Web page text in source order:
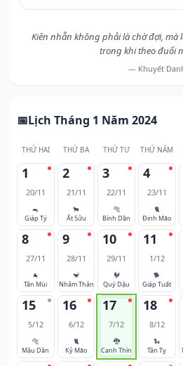
Kiên nhẫn không phải là chờ đợi,
trong khi theo đuổi
— Khuyết
Lịch Tháng 1 Năm 2024
THỨ HAI THỨ BA THỨ TƯ THỨ NĂM
1
20/11
🐀
Giáp Tý
2
21/11
🐂
Ất Sửu
3
22/11
🐅
Bính Dần
4
23/11
🐈
Đinh Mão
8
27/11
🐐
Tân Mùi
9
28/11
🐒
Nhâm Thân
10
29/11
🐓
Quý Dậu
11
1/12
🐕
Giáp Tuất
15
5/12
🐅
Mậu Dần
16
6/12
🐈
Kỷ Mão
17
7/12
🐉
Canh Thìn
18
8/12
🐍
Tân Tỵ